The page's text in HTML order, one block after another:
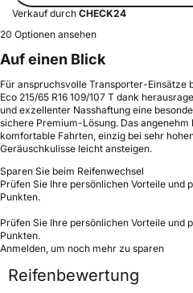
Verkauf durch CHECK24
20 Optionen ansehen
Auf einen Blick
Für anspruchsvolle Transporter-Einsätze
Eco 215/65 R16 109/107 T dank
und exzellenter Nasshaftung eine
sichere Premium-Lösung. Das
komfortable Fahrten, einzig bei sehr
Geräuschkulisse leicht ansteigen.
Sparen Sie beim Reifenwechsel
Prüfen Sie Ihre persönlichen Vorteile und
Punkten.
Prüfen Sie Ihre persönlichen Vorteile und
Punkten.
Anmelden, um noch mehr zu sparen
Reifenbewertung